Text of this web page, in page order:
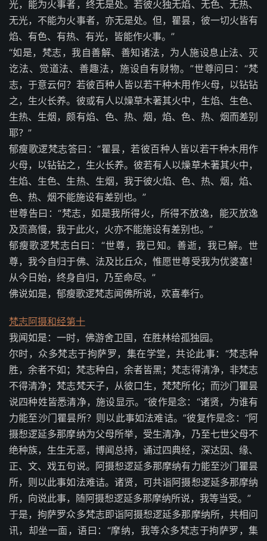
光，能为火事者，终无是处。若彼火独无焰、无色、无热、
无光，不能为火事者，亦无是处。但，瞿昙，彼一切火皆有
焰、有色、有热、有光，皆能作火事。”
“如是，梵志，我自善解、善知诸法，为人施设息止法、灭
讫法、觉道法、善趣法，施设自有财物。”世尊问曰：“梵
志，于意云何？若彼百种人皆以若干种木用作火母，以钻钻
之，生火长养。彼或有人以燥草木著其火中，生焰、生色、
生热、生烟，颇有焰、色、热、烟，焰、色、热、烟而差别
耶？”
郁瘦歌逻梵志答曰：“瞿昙，若彼百种人皆以若干种木用作
火母，以钻钻之，生火长养。彼若有人以燥草木著其火中，
生焰、生色、生热、生烟，我于彼火焰、色、热、烟，焰、
色、热、烟不能施设有差别也。”
世尊告曰：“梵志，如是我所得火，所得不放逸，能灭放逸
及贡高慢，我于此火，火亦不能施设有差别也。”
郁瘦歌逻梵志白曰：“世尊，我已知。善逝，我已解。世
尊，我今自归于佛、法及比丘众，惟愿世尊受我为优婆塞！
从今日始，终身自归，乃至命尽。”
佛说如是，郁瘦歌逻梵志闻佛所说，欢喜奉行。
梵志阿摄和经第十
我闻如是：一时，佛游舍卫国，在胜林给孤独园。
尔时，众多梵志于拘萨罗，集在学堂，共论此事：“梵志种
胜，余者不如；梵志种白，余者皆黑；梵志得清净，非梵志
不得清净；梵志梵天子，从彼口生，梵梵所化；而沙门瞿昙
说四种姓皆悉清净，施设显示。”彼作是念：“诸贤，为谁有
力能至沙门瞿昙所？则以此事如法难诘。”彼复作是念：“阿
摄惒逻延多那摩纳为父母所举，受生清净，乃至七世父母不
绝种族，生生无恶，博闻总持，诵过四典经，深达因、缘、
正、文、戏五句说。阿摄惒逻延多那摩纳有力能至沙门瞿昙
所，则以此事如法难诘。诸贤，可共诣阿摄惒逻延多那摩纳
所，向说此事，随阿摄惒逻延多那摩纳所说，我等当受。”
于是，拘萨罗众多梵志即诣阿摄惒逻延多那摩纳所，共相问
讯，却坐一面，语曰：“摩纳，我等众多梵志于拘萨罗，集